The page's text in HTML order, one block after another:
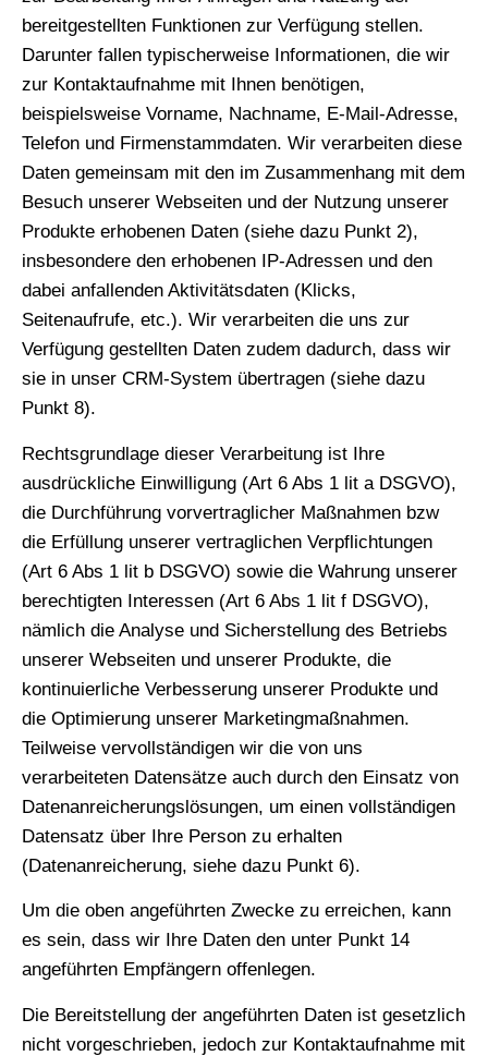
bereitgestellten Funktionen zur Verfügung stellen.
Darunter fallen typischerweise Informationen, die wir
zur Kontaktaufnahme mit Ihnen benötigen,
beispielsweise Vorname, Nachname, E-Mail-Adresse,
Telefon und Firmenstammdaten. Wir verarbeiten diese
Daten gemeinsam mit den im Zusammenhang mit dem
Besuch unserer Webseiten und der Nutzung unserer
Produkte erhobenen Daten (siehe dazu Punkt 2),
insbesondere den erhobenen IP-Adressen und den
dabei anfallenden Aktivitätsdaten (Klicks,
Seitenaufrufe, etc.). Wir verarbeiten die uns zur
Verfügung gestellten Daten zudem dadurch, dass wir
sie in unser CRM-System übertragen (siehe dazu
Punkt 8).
Rechtsgrundlage dieser Verarbeitung ist Ihre
ausdrückliche Einwilligung (Art 6 Abs 1 lit a DSGVO),
die Durchführung vorvertraglicher Maßnahmen bzw
die Erfüllung unserer vertraglichen Verpflichtungen
(Art 6 Abs 1 lit b DSGVO) sowie die Wahrung unserer
berechtigten Interessen (Art 6 Abs 1 lit f DSGVO),
nämlich die Analyse und Sicherstellung des Betriebs
unserer Webseiten und unserer Produkte, die
kontinuierliche Verbesserung unserer Produkte und
die Optimierung unserer Marketingmaßnahmen.
Teilweise vervollständigen wir die von uns
verarbeiteten Datensätze auch durch den Einsatz von
Datenanreicherungslösungen, um einen vollständigen
Datensatz über Ihre Person zu erhalten
(Datenanreicherung, siehe dazu Punkt 6).
Um die oben angeführten Zwecke zu erreichen, kann
es sein, dass wir Ihre Daten den unter Punkt 14
angeführten Empfängern offenlegen.
Die Bereitstellung der angeführten Daten ist gesetzlich
nicht vorgeschrieben, jedoch zur Kontaktaufnahme mit